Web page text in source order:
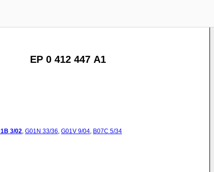
EP 0 412 447 A1
3/02, G01N 33/36, G01V 9/04, B07C 5/34